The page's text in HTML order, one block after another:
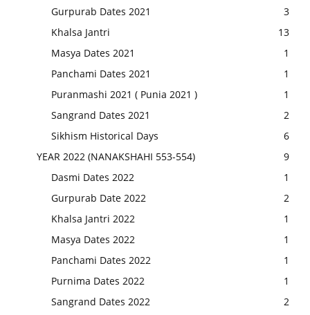
Gurpurab Dates 2021
3
Khalsa Jantri
13
Masya Dates 2021
1
Panchami Dates 2021
1
Puranmashi 2021 ( Punia 2021 )
1
Sangrand Dates 2021
2
Sikhism Historical Days
6
YEAR 2022 (NANAKSHAHI 553-554)
9
Dasmi Dates 2022
1
Gurpurab Date 2022
2
Khalsa Jantri 2022
1
Masya Dates 2022
1
Panchami Dates 2022
1
Purnima Dates 2022
1
Sangrand Dates 2022
2